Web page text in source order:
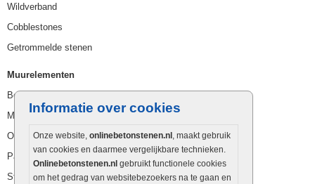
Informatie over cookies
Onze website, onlinebetonstenen.nl , maakt gebruik
van cookies en daarmee vergelijkbare technieken.
Onlinebetonstenen.nl gebruikt functionele cookies
om het gedrag van websitebezoekers na te gaan en
Wildverband
Cobblestones
Getrommelde stenen
Muurelementen
Betonbielzen
Muurstenen
Opsluitbanden
Palissaden
Stapelblokken